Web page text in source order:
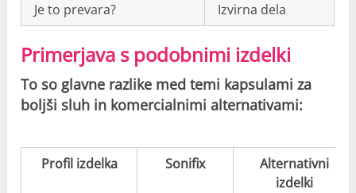
Je to prevara?
Izvirna dela
Primerjava s podobnimi izdelki
To so glavne razlike med temi kapsulami za
boljši sluh in komercialnimi alternativami:
Profil izdelka Sonifix
Alternativni
izdelki